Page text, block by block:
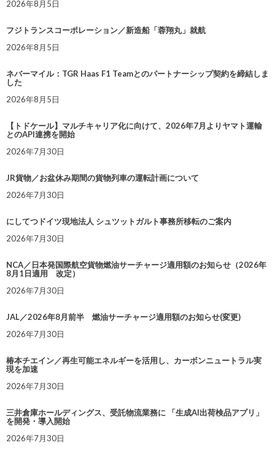
2026年8月5日
フジトランスコーポレーション／新造船「蓉翔丸」就航
2026年8月5日
ネバーマイル：TGR Haas F1 Teamとのパートナーシップ契約を締結しま
した
2026年8月5日
【トドケール】マルチキャリア化に向けて、2026年7月よりヤマト運輸
とのAPI連携を開始
2026年7月30日
JR貨物／お盆休み期間の貨物列車の運転計画について
2026年7月30日
にしてつドイツ現地法人 シュツットガルト事務所移転のご案内
2026年7月30日
NCA／日本発国際航空貨物燃油サーチャージ適用額のお知らせ（2026年
8月1日適用 改定）
2026年7月30日
JAL／2026年8月前半 燃油サーチャージ適用額のお知らせ(変更)
2026年7月30日
椿本チエイン／再生可能エネルギーを活用し、カーボンニュートラル実
現を加速
2026年7月30日
三井倉庫ホールディングス、受託物流業務に 「生成AI出荷検品アプリ」
を開発・導入開始
2026年7月30日